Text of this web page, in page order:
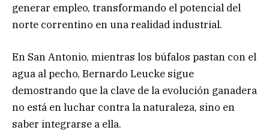
generar empleo, transformando el potencial del
norte correntino en una realidad industrial.
En San Antonio, mientras los búfalos pastan con el
agua al pecho, Bernardo Leucke sigue
demostrando que la clave de la evolución ganadera
no está en luchar contra la naturaleza, sino en
saber integrarse a ella.